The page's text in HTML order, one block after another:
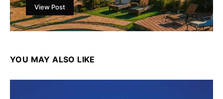
View Post
YOU MAY ALSO LIKE